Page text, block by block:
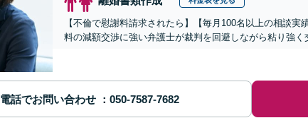
【不倫で慰謝料請求されたら】【毎月100名以上の相談
料の減額交渉に強い弁護士が裁判を回避しながら粘り強
電話でお問い合わせ